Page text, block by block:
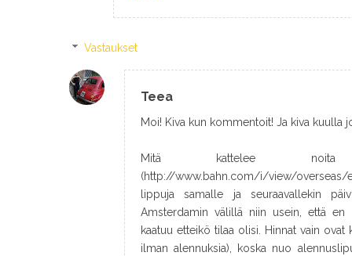
Vastaukset
Teea
Moi! Kiva kun kommentoit! Ja kiva kuulla
Mitä kattelee noita
(http://www.bahn.com/i/view/
lippuja samalle ja seuraavallekin
Amsterdamin välillä niin usein, että en
kaatuu etteikö tilaa olisi. Hinnat vain
ilman alennuksia), koska nuo